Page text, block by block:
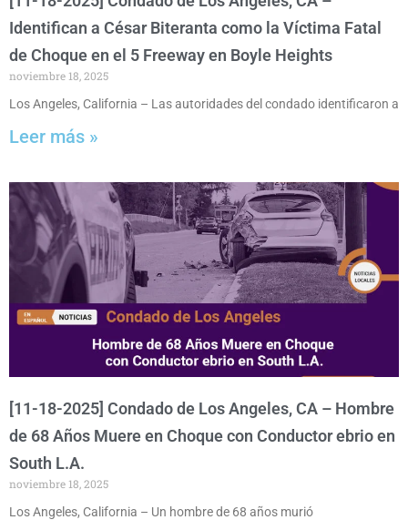
Identifican a César Biteranta como la Víctima Fatal
de Choque en el 5 Freeway en Boyle Heights
noviembre 18, 2025
Los Angeles, California – Las autoridades del condado identificaron a
Leer más »
[11-18-2025] Condado de Los Angeles, CA – Hombre
de 68 Años Muere en Choque con Conductor ebrio en
South L.A.
noviembre 18, 2025
Los Angeles, California – Un hombre de 68 años murió